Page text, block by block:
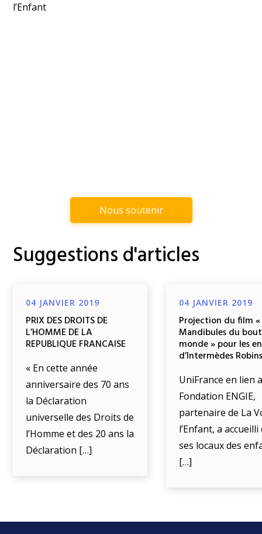
l’Enfant
Nous soutenir
Suggestions d'articles
04 JANVIER 2019
PRIX DES DROITS DE
L’HOMME DE LA
REPUBLIQUE FRANCAISE
« En cette année
anniversaire des 70 ans
la Déclaration
universelle des Droits de
l’Homme et des 20 ans la
Déclaration […]
04 JANVIER 2019
Projection du film «
Mandibules du
monde » pour les
d’Intermèdes
UniFrance en lien
Fondation ENGIE,
partenaire de La
l’Enfant, a accueilli
ses locaux des
[…]